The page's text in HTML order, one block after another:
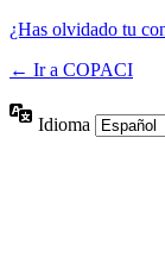
¿Has olvidado tu
← Ir a COPACI
Idioma